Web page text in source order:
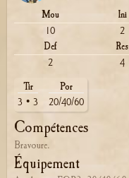
Mou
10
Ini
2
Def
2
Res
4
Tir
3 • 3
Por
20/40/60
Compétences
Bravoure.
Équipement